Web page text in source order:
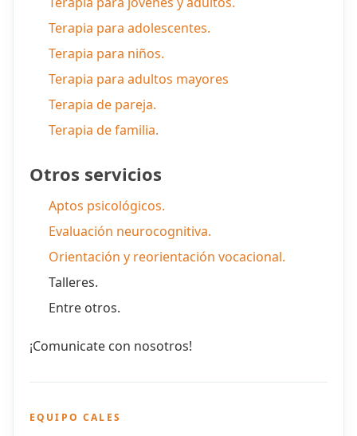
Terapia para adolescentes.
Terapia para niños.
Terapia para adultos mayores
Terapia de pareja.
Terapia de familia.
Otros servicios
Aptos psicológicos.
Evaluación neurocognitiva.
Orientación y reorientación vocacional.
Talleres.
Entre otros.
¡Comunicate con nosotros!
EQUIPO CALES